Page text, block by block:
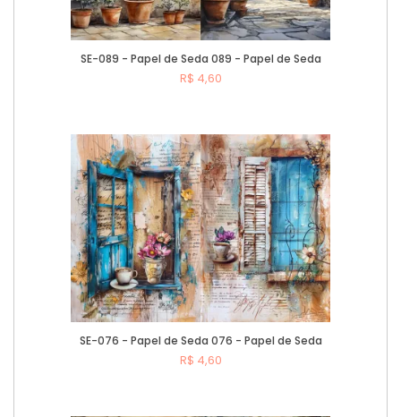
SE-089 - Papel de Seda 089 - Papel de Seda
R$ 4,60
SE-076 - Papel de Seda 076 - Papel de Seda
R$ 4,60